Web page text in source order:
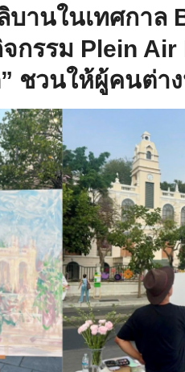
านในเทศกาล
กรรม Plein
ชวนให้ผู้คนต่า